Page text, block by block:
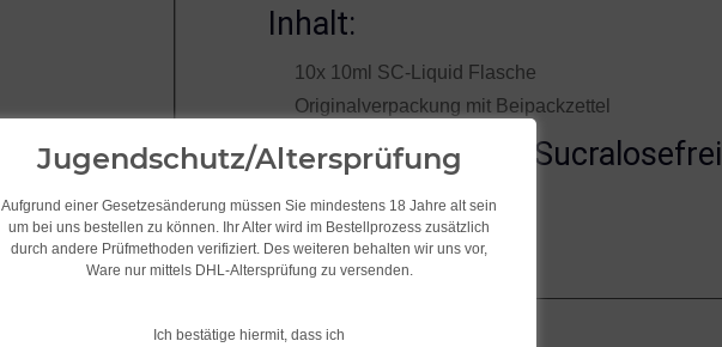
Inhalt:
10x 10ml SC-Liquid Flasche
Originalverpackung mit Beipackzettel
Steuerbanderole / Sucralosefrei
Geschmack
T-Ride
Jugendschutz/Altersprüfung
Aufgrund einer Gesetzesänderung müssen Sie mindestens 18 Jahre alt sein
um bei uns bestellen zu können. Ihr Alter wird im Bestellprozess zusätzlich
durch andere Prüfmethoden verifiziert. Des weiteren behalten wir uns vor,
Ware nur mittels DHL-Altersprüfung zu versenden.
Ich bestätige hiermit, dass ich